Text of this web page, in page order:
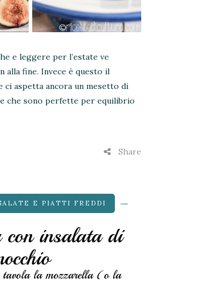
e leggere per l’estate ve
alla fine. Invece è questo il
aspetta ancora un mesetto di
che sono perfette per equilibrio
Share
E PIATTI FREDDI
insalata di
tavola la mozzarella (o la